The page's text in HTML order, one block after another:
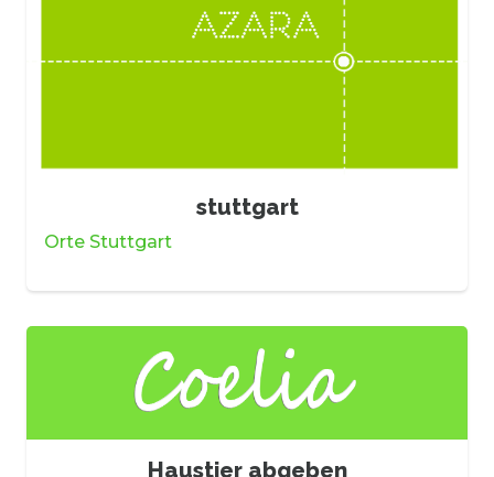
stuttgart
Orte Stuttgart
Haustier abgeben